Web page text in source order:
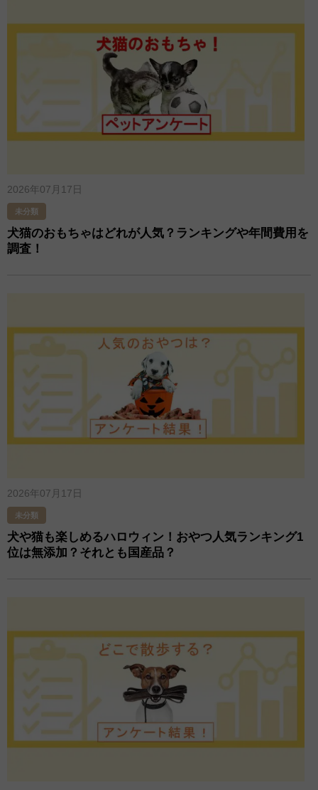
2026年07月17日
未分類
犬猫のおもちゃはどれが人気？ランキングや年間費用を
調査！
2026年07月17日
未分類
犬や猫も楽しめるハロウィン！おやつ人気ランキング1
位は無添加？それとも国産品？